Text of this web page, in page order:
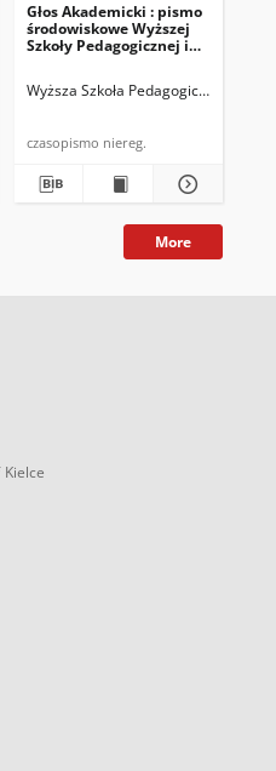
Jana Kochanowskiego (Kielce)
Głos Akademicki : pismo
środowiskowe Wyższej
Szkoły Pedagogicznej im.
Kielcach. 2000, nr 24 :
czerwiec-lipiec 2000
Wyższa Szkoła Pedagogiczna im.
czasopismo niereg.
More